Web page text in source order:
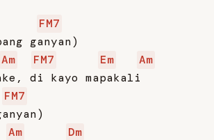
FM7
ganyan)
Am FM7 Em
Am
di kayo mapakali
FM7
Am
Dm